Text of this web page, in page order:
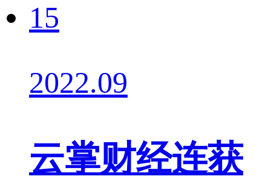
15
2022.09
云掌财经连获